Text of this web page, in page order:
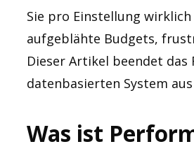
Sie pro Einstellung
aufgeblähte Budgets,
Dieser Artikel beendet das
datenbasierten System
Was ist